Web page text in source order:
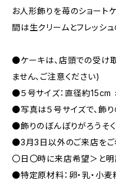
お人形飾りを苺のショート
間は生クリームとフレッシ
●ケーキは、店頭での受け
ません、ご注意ください)
●５号サイズ：直径約15cm
●写真は５号サイズで、飾り
●飾りのぼんぼりがろうそ
●3月3日以外のご来店をご
〇日〇時に来店希望＞と明
●特定原材料：卵・乳・小麦